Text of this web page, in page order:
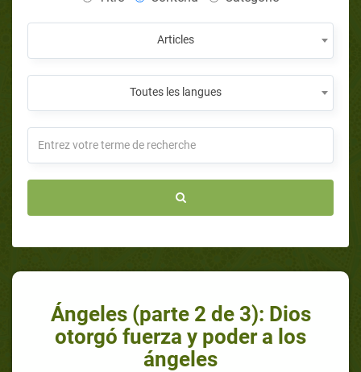
Articles
Toutes les langues
Ángeles (parte 2 de 3): Dios
otorgó fuerza y poder a los
ángeles